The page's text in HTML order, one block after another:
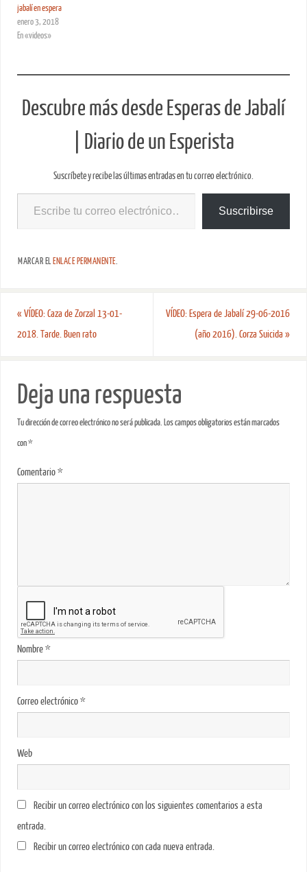
jabalí en espera
enero 3, 2018
En «videos»
Descubre más desde Esperas de Jabalí
| Diario de un Esperista
Suscríbete y recibe las últimas entradas en tu correo electrónico.
Suscribirse
MARCAR EL ENLACE PERMANENTE.
« VÍDEO: Caza de Zorzal 13-01-
2018. Tarde. Buen rato
VÍDEO: Espera de Jabalí 29-06-2016
(año 2016). Corza Suicida »
Deja una respuesta
Tu dirección de correo electrónico no será publicada. Los campos obligatorios están marcados
con*
Comentario*
Nombre*
Correo electrónico*
Web
Recibir un correo electrónico con los siguientes comentarios a esta
entrada.
Recibir un correo electrónico con cada nueva entrada.